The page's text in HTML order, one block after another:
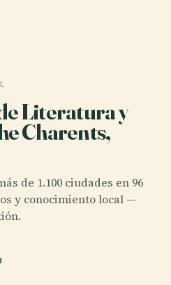
Literatura y
Charents,
de 1.100 ciudades en 96
y conocimiento local —